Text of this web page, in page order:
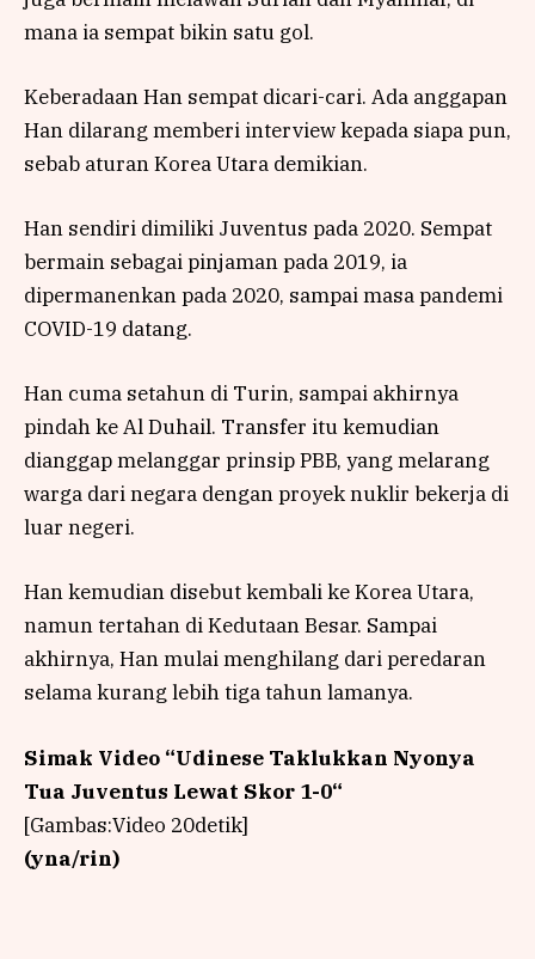
mana ia sempat bikin satu gol.
Keberadaan Han sempat dicari-cari. Ada anggapan
Han dilarang memberi interview kepada siapa pun,
sebab aturan Korea Utara demikian.
Han sendiri dimiliki Juventus pada 2020. Sempat
bermain sebagai pinjaman pada 2019, ia
dipermanenkan pada 2020, sampai masa pandemi
COVID-19 datang.
Han cuma setahun di Turin, sampai akhirnya
pindah ke Al Duhail. Transfer itu kemudian
dianggap melanggar prinsip PBB, yang melarang
warga dari negara dengan proyek nuklir bekerja di
luar negeri.
Han kemudian disebut kembali ke Korea Utara,
namun tertahan di Kedutaan Besar. Sampai
akhirnya, Han mulai menghilang dari peredaran
selama kurang lebih tiga tahun lamanya.
Simak Video “Udinese Taklukkan Nyonya
Tua Juventus Lewat Skor 1-0“
[Gambas:Video 20detik]
(yna/rin)